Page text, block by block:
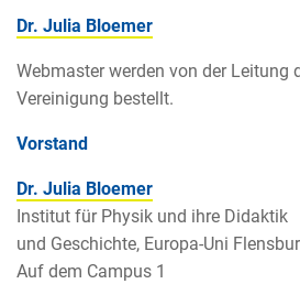
Dr. Julia Bloemer
Webmaster werden von der Leitung
Vereinigung bestellt.
Vorstand
Dr. Julia Bloemer
Institut für Physik und ihre Didaktik
und Geschichte, Europa-Uni
Auf dem Campus 1